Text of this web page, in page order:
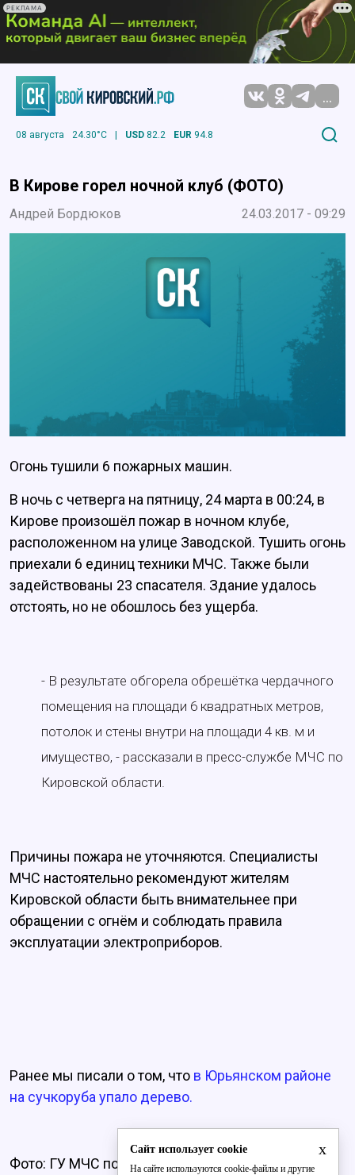
РЕКЛАМА
...
08 августа 24.30°C | USD 82.2 EUR 94.8
В Кирове горел ночной клуб (ФОТО)
Андрей Бордюков 24.03.2017 - 09:29
Огонь тушили 6 пожарных машин.
В ночь с четверга на пятницу, 24 марта в 00:24, в
Кирове произошёл пожар в ночном клубе,
расположенном на улице Заводской. Тушить огонь
приехали 6 единиц техники МЧС. Также были
задействованы 23 спасателя. Здание удалось
отстоять, но не обошлось без ущерба.
- В результате обгорела обрешётка чердачного
помещения на площади 6 квадратных метров,
потолок и стены внутри на площади 4 кв. м и
имущество, - рассказали в пресс-службе МЧС по
Кировской области.
Причины пожара не уточняются. Специалисты
МЧС настоятельно рекомендуют жителям
Кировской области быть внимательнее при
обращении с огнём и соблюдать правила
эксплуатации электроприборов.
Ранее мы писали о том, что в Юрьянском районе
на сучкоруба упало дерево.
Фото: ГУ МЧС по Кировской области, vk.com
x
Сайт использует cookie
На сайте используются cookie-файлы и другие